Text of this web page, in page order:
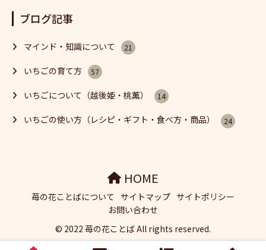
ブログ記事
マインド・知識について 21
いちごの育て方 57
いちごについて（越後姫・桃薫） 14
いちごの使い方（レシピ・ギフト・食べ方・商品） 24
HOME
苺の花ことばについて サイトマップ サイトポリシー
お問い合わせ
© 2022 苺の花ことば All rights reserved.